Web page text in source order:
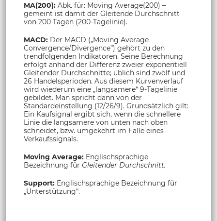
MA(200): Abk. für: Moving Average(200) –
gemeint ist damit der Gleitende Durchschnitt
von 200 Tagen (200-Tagelinie).
MACD: Der MACD („Moving Average
Convergence/Divergence”) gehört zu den
trendfolgenden Indikatoren. Seine Berechnung
erfolgt anhand der Differenz zweier exponentiell
Gleitender Durchschnitte; üblich sind zwölf und
26 Handelsperioden. Aus diesem Kurvenverlauf
wird wiederum eine „langsamere“ 9-Tagelinie
gebildet. Man spricht dann von der
Standardeinstellung (12/26/9). Grundsätzlich gilt:
Ein Kaufsignal ergibt sich, wenn die schnellere
Linie die langsamere von unten nach oben
schneidet, bzw. umgekehrt im Falle eines
Verkaufssignals.
Moving Average: Englischsprachige
Bezeichnung für Gleitender Durchschnitt.
Support: Englischsprachige Bezeichnung für
„Unterstützung“.